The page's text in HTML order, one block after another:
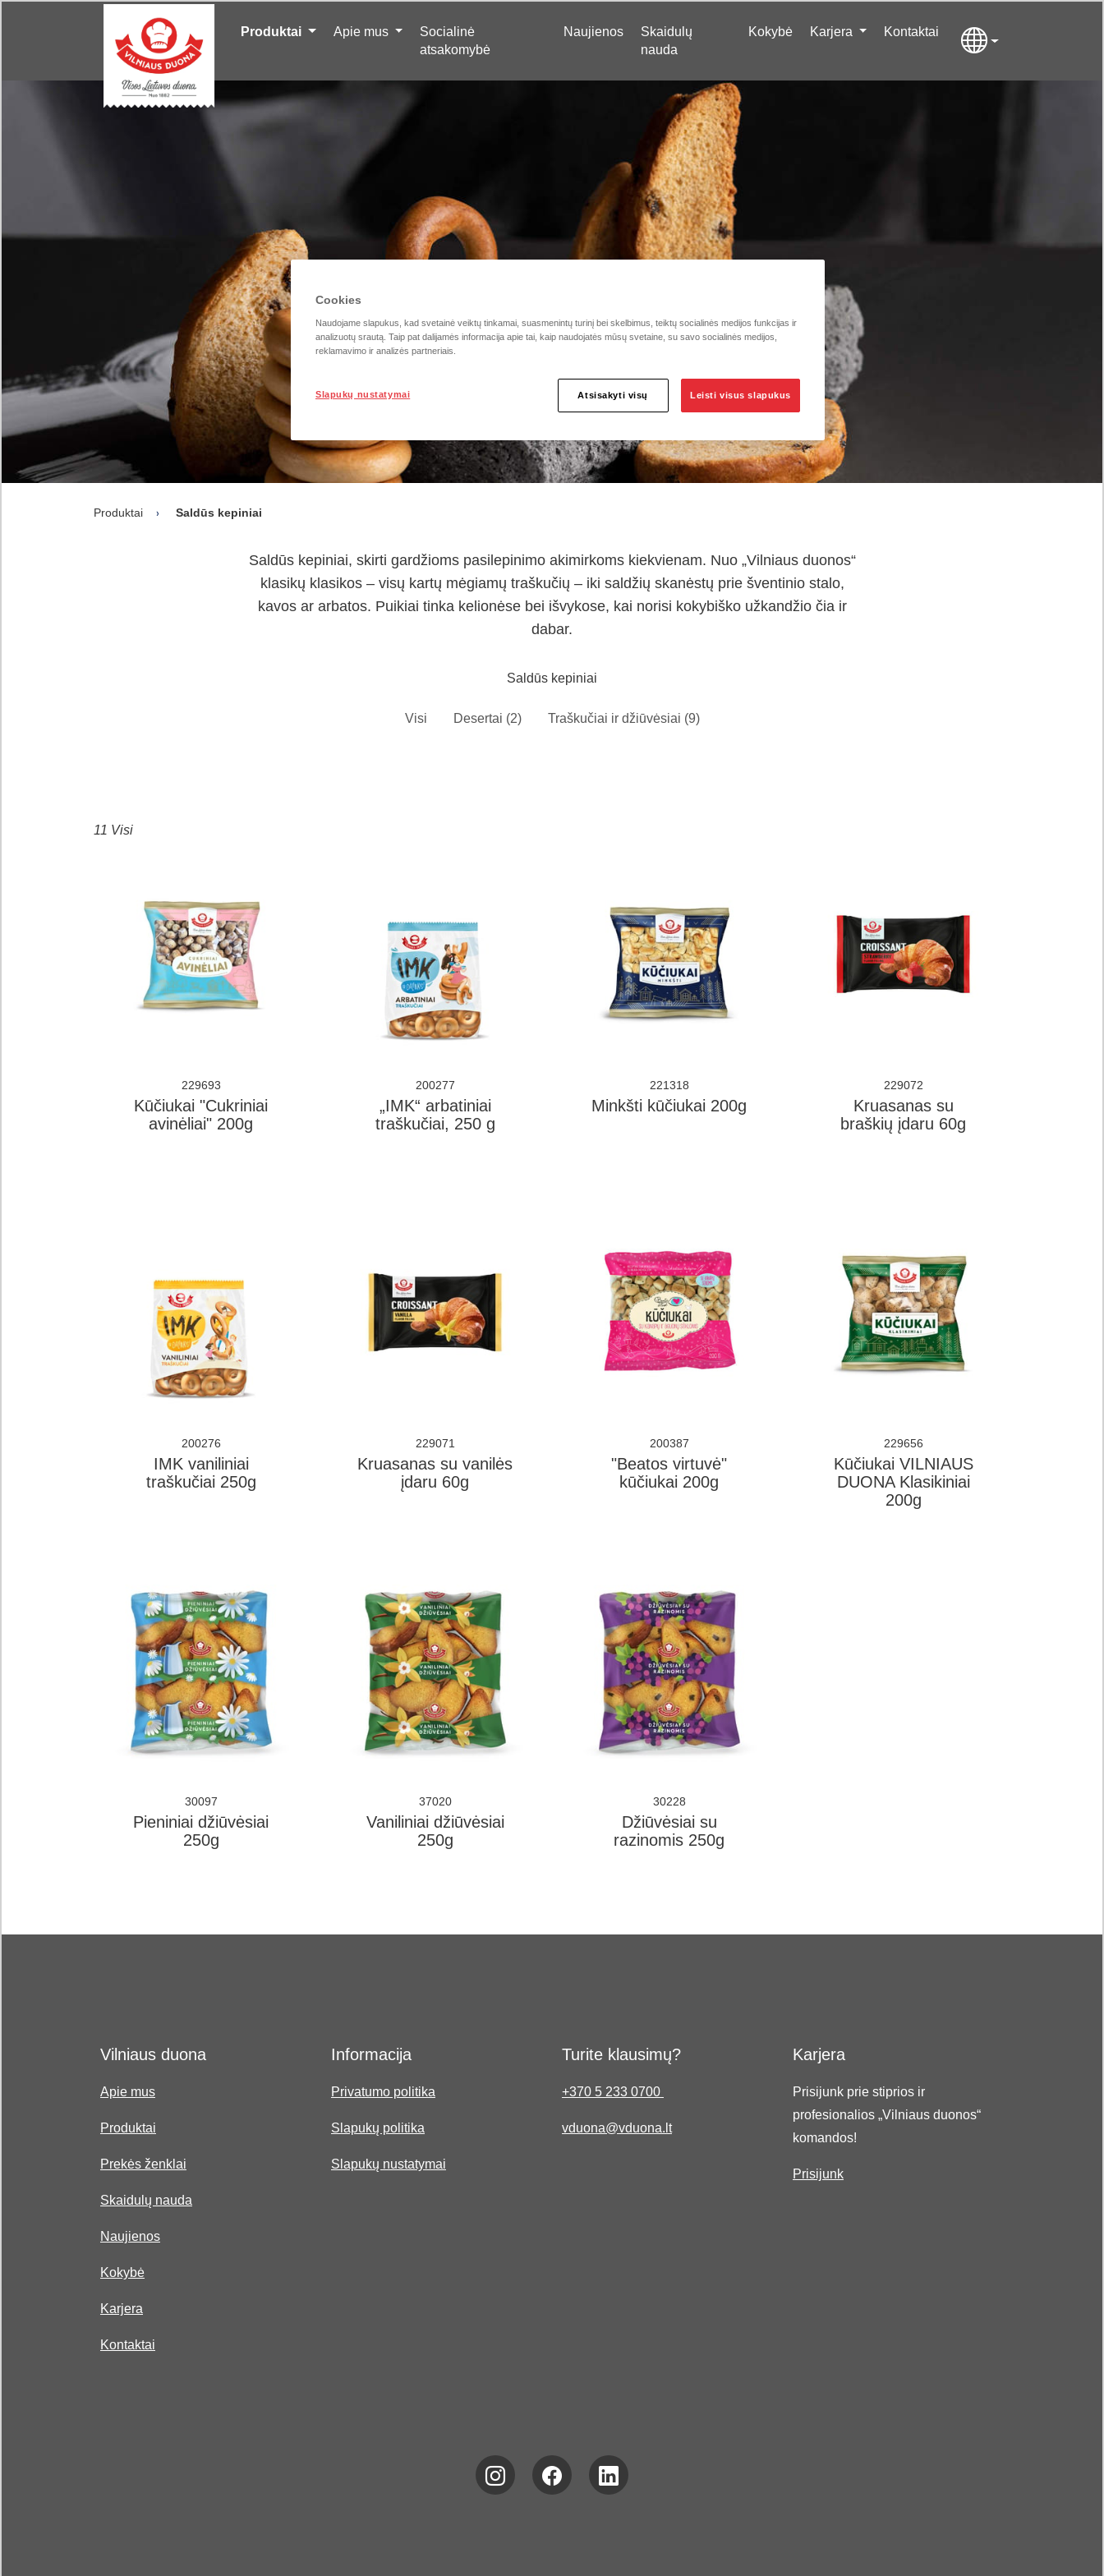
Produktai Apie mus
Socialinė
atsakomybė
Naujienos
Skaidulų
nauda
Kokybė Karjera Kontaktai
Produktai Saldūs kepiniai
Saldūs kepiniai, skirti gardžioms pasilepinimo akimirkoms kiekvienam. Nuo „Vilniaus duonos“
klasikų klasikos – visų kartų mėgiamų traškučių – iki saldžių skanėstų prie šventinio stalo,
kavos ar arbatos. Puikiai tinka kelionėse bei išvykose, kai norisi kokybiško užkandžio čia ir
dabar.
Saldūs kepiniai
Visi Desertai (2) Traškučiai ir džiūvėsiai (9)
11 Visi
229693
Kūčiukai "Cukriniai
avinėliai" 200g
200277
„IMK“ arbatiniai
traškučiai, 250 g
221318
Minkšti kūčiukai 200g
229072
Kruasanas su
braškių įdaru 60g
200276
IMK vaniliniai
traškučiai 250g
229071
Kruasanas su vanilės
įdaru 60g
200387
"Beatos virtuvė"
kūčiukai 200g
229656
Kūčiukai VILNIAUS
DUONA Klasikiniai
200g
30097
Pieniniai džiūvėsiai
250g
37020
Vaniliniai džiūvėsiai
250g
30228
Džiūvėsiai su
razinomis 250g
Vilniaus duona
Apie mus
Produktai
Prekės ženklai
Skaidulų nauda
Naujienos
Kokybė
Karjera
Kontaktai
Informacija
Privatumo politika
Slapukų politika
Slapukų nustatymai
Turite klausimų?
+370 5 233 0700
vduona@vduona.lt
Karjera
Prisijunk prie stiprios ir
profesionalios „Vilniaus duonos“
komandos!
Prisijunk
Cookies
Naudojame slapukus, kad svetainė veiktų tinkamai, suasmenintų turinį bei skelbimus, teiktų socialinės medijos funkcijas ir
analizuotų srautą. Taip pat dalijamės informacija apie tai, kaip naudojatės mūsų svetaine, su savo socialinės medijos,
reklamavimo ir analizės partneriais.
Slapukų nustatymai Atsisakyti visų Leisti visus slapukus